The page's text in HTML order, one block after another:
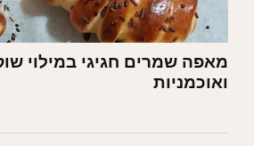
מאפה שמרים חגיגי במילוי
ואוכמניות